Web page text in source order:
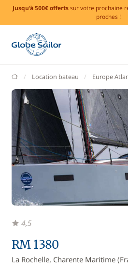
Jusqu'à 500€ offertssur votre prochaine
proches !
GlobeSailor
Location bateau Europe
RM 1380
La Rochelle, Charente Maritime
4,5